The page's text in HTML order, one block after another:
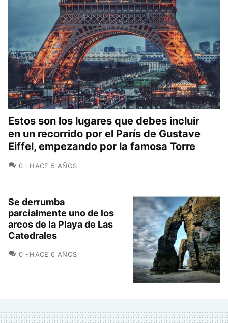
Estos son los lugares que debes incluir
en un recorrido por el París de Gustave
Eiffel, empezando por la famosa Torre
0 COMENTARIOS
HACE 5 AÑOS
Se derrumba
parcialmente uno de los
arcos de la Playa de Las
Catedrales
0 COMENTARIOS
HACE 6 AÑOS